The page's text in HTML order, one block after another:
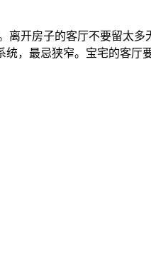
开房子的客厅不要留太
，最忌狭窄。宝宅的客